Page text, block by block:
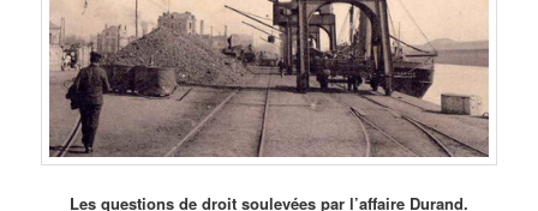
Les questions de droit soulevées par l’affaire Durand.